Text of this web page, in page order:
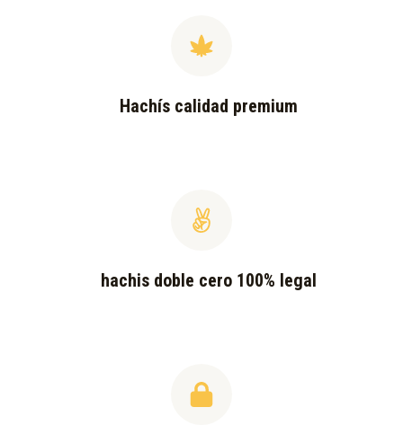
Hachís calidad premium
hachis doble cero 100% legal